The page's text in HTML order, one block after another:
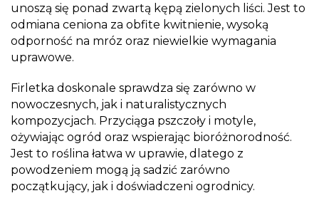
unoszą się ponad zwartą kępą zielonych liści. Jest to
odmiana ceniona za obfite kwitnienie, wysoką
odporność na mróz oraz niewielkie wymagania
uprawowe.
Firletka doskonale sprawdza się zarówno w
nowoczesnych, jak i naturalistycznych
kompozycjach. Przyciąga pszczoły i motyle,
ożywiając ogród oraz wspierając bioróżnorodność.
Jest to roślina łatwa w uprawie, dlatego z
powodzeniem mogą ją sadzić zarówno
początkujący, jak i doświadczeni ogrodnicy.